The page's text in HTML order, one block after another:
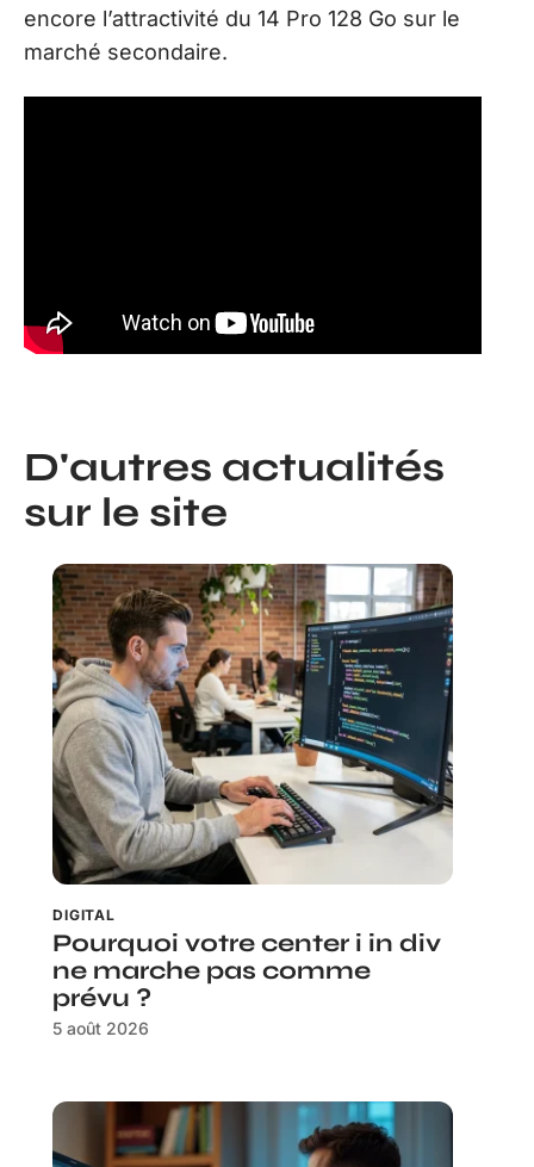
encore l’attractivité du 14 Pro 128 Go sur le
marché secondaire.
D'autres actualités
sur le site
DIGITAL
Pourquoi votre center i in div
ne marche pas comme
prévu ?
5 août 2026